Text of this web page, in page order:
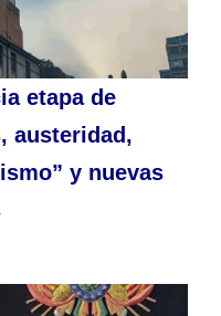
etapa de
austeridad,
y nuevas